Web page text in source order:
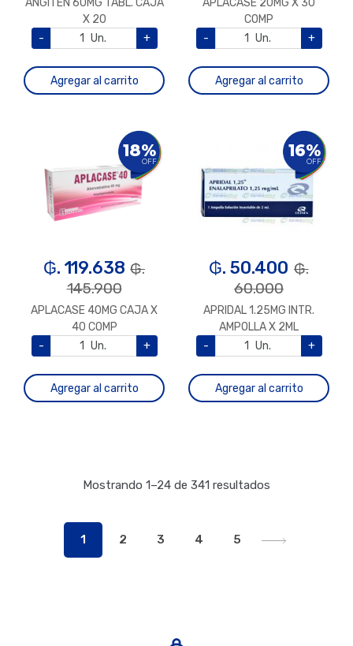
ANGITEN 60MG TABL. CAJA
X 20
-
Un. +
Agregar al carrito
APLACASE 20MG X 30
COMP
-
Un. +
Agregar al carrito
18%
OFF
₲. 119.638 ₲.
145.900
APLACASE 40MG CAJA X
40 COMP
-
Un. +
Agregar al carrito
16%
OFF
₲. 50.400 ₲.
60.000
APRIDAL 1.25MG INTR.
AMPOLLA X 2ML
-
Un. +
Agregar al carrito
Mostrando 1–24 de 341 resultados
1 2 3 4 5